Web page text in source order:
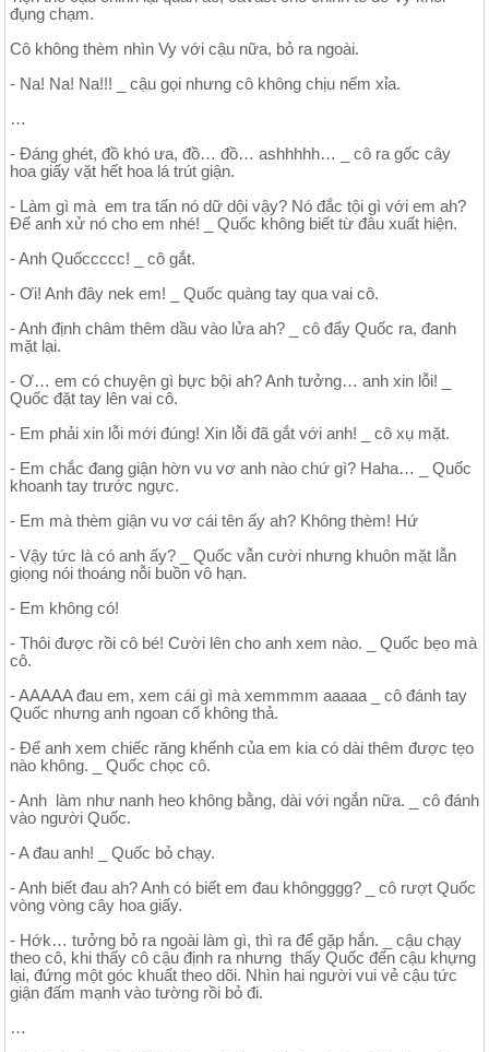
đụng chạm.
Cô không thèm nhìn Vy với cậu nữa, bỏ ra ngoài.
- Na! Na! Na!!! _ cậu gọi nhưng cô không chịu nếm xỉa.
…
- Đáng ghét, đồ khó ưa, đồ… đồ… ashhhhh… _ cô ra gốc cây
hoa giấy vặt hết hoa lá trút giận.
- Làm gì mà em tra tấn nó dữ dội vậy? Nó đắc tội gì với em ah?
Để anh xử nó cho em nhé! _ Quốc không biết từ đâu xuất hiện.
- Anh Quốccccc! _ cô gắt.
- Ơi! Anh đây nek em! _ Quốc quàng tay qua vai cô.
- Anh định châm thêm dầu vào lửa ah? _ cô đẩy Quốc ra, đanh
mặt lại.
- Ơ… em có chuyện gì bực bội ah? Anh tưởng… anh xin lỗi! _
Quốc đặt tay lên vai cô.
- Em phải xin lỗi mới đúng! Xin lỗi đã gắt với anh! _ cô xụ mặt.
- Em chắc đang giận hờn vu vơ anh nào chứ gì? Haha… _ Quốc
khoanh tay trước ngực.
- Em mà thèm giận vu vơ cái tên ấy ah? Không thèm! Hứ
- Vậy tức là có anh ấy? _ Quốc vẫn cười nhưng khuôn mặt lẫn
giọng nói thoáng nỗi buồn vô hạn.
- Em không có!
- Thôi được rồi cô bé! Cười lên cho anh xem nào. _ Quốc bẹo mà
cô.
- AAAAA đau em, xem cái gì mà xemmmm aaaaa _ cô đánh tay
Quốc nhưng anh ngoan cố không thả.
- Để anh xem chiếc răng khểnh của em kia có dài thêm được tẹo
nào không. _ Quốc chọc cô.
- Anh làm như nanh heo không bằng, dài với ngắn nữa. _ cô đánh
vào người Quốc.
- A đau anh! _ Quốc bỏ chạy.
- Anh biết đau ah? Anh có biết em đau khôngggg? _ cô rượt Quốc
vòng vòng cây hoa giấy.
- Hớk… tưởng bỏ ra ngoài làm gì, thì ra để gặp hắn. _ cậu chạy
theo cô, khi thấy cô cậu định ra nhưng thấy Quốc đến cậu khựng
lại, đứng một góc khuất theo dõi. Nhìn hai người vui vẻ cậu tức
giận đấm mạnh vào tường rồi bỏ đi.
…